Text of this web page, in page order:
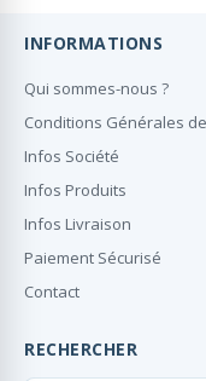
INFORMATIONS
Qui sommes-nous ?
Conditions Générales
Infos Société
Infos Produits
Infos Livraison
Paiement Sécurisé
Contact
RECHERCHER